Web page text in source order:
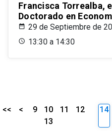
Francisca Torrealba,
Doctorado en
29 de Septiembre de
13:30 a 14:30
<< < 9 10 11
12
13
14